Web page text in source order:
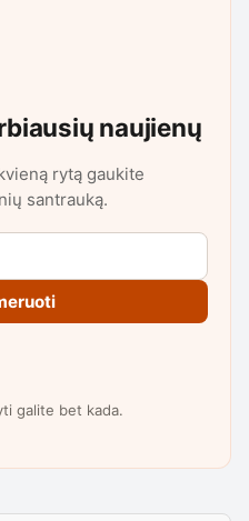
naujienų
rytą gaukite
santrauką.
galite bet kada.